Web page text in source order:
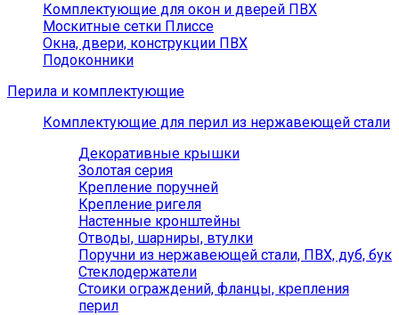
Комплектующие для окон и дверей ПВХ
Москитные сетки Плиссе
Окна, двери, конструкции ПВХ
Подоконники
Перила и комплектующие
Комплектующие для перил из нержавеющей стали
Декоративные крышки
Золотая серия
Крепление поручней
Крепление ригеля
Настенные кронштейны
Отводы, шарниры, втулки
Поручни из нержавеющей стали, ПВХ, дуб, бук
Стеклодержатели
Стоики ограждений, фланцы, крепления
перил